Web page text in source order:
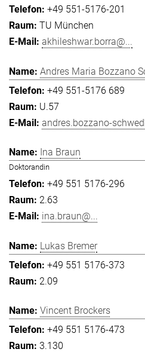
+49 551-5176-201
TU München
akhileshwar.borra@...
Andres Maria Bozzano
+49 551-5176 689
U.57
andres.bozzano-
Ina Braun
Doktorandin
+49 551 5176-296
2.63
ina.braun@...
Lukas Bremer
+49 551 5176-373
2.09
Vincent Brockers
+49 551 5176-473
3.130